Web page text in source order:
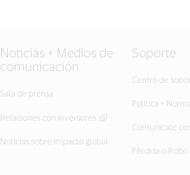
Noticias + Medios de
comunicación
Sala de prensa
Relaciones con inversores
Noticias sobre impacto global
Soporte
Centro de
Política +
Comunícate
Pérdida o